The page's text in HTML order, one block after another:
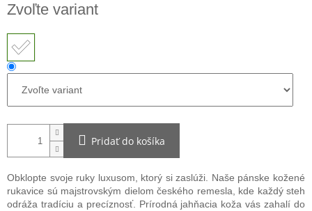
cena:
Zvoľte variant
Pridať do košíka
Obklopte svoje ruky luxusom, ktorý si zaslúži. Naše pánske kožené
rukavice sú majstrovským dielom českého remesla, kde každý steh
odráža tradíciu a precíznosť. Prírodná jahňacia koža vás zahalí do